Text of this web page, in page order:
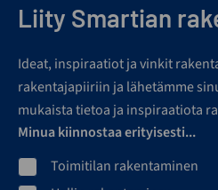
Liity Smartian
Ideat, inspiraatiot ja vinkit
rakentajapiiriin ja lähetämme
mukaista tietoa ja inspiraatiota
Minua kiinnostaa erityisesti...
Toimitilan rakentaminen